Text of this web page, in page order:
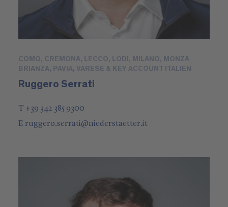
COMO, CREMONA, LECCO, LODI, MILANO, MONZA
BRIANZA, PAVIA, VARESE & KEY ACCOUNT ITALIEN
Ruggero Serrati
T +39 342 385 9300
E ruggero.serrati@niederstaetter.it